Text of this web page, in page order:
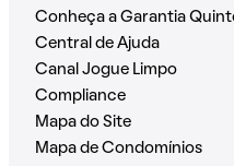
Conheça a Garantia
Central de Ajuda
Canal Jogue Limpo
Compliance
Mapa do Site
Mapa de Condomínios